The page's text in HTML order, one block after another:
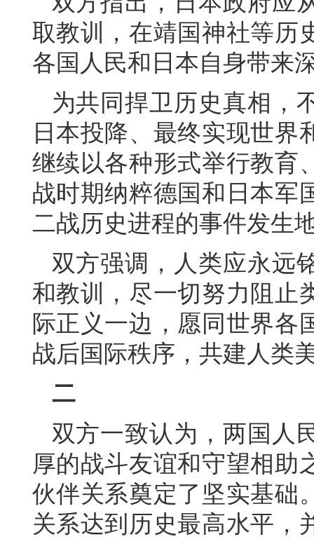
取教训，在靖国神社等历
各国人民和日本自身带来
为共同捍卫历史真相，
日本投降、最终实现世界
继续以各种形式举行教育
战时期纳粹德国和日本军
二战历史进程的事件发生
双方强调，人类应永远
和教训，尽一切努力阻止
际正义一边，愿同世界各
战后国际秩序，共建人类
二
双方一致认为，两国人
厚的战斗友谊和守望相助
伙伴关系奠定了坚实基础
关系达到历史最高水平，